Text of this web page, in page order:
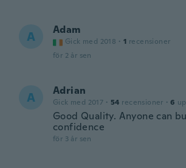
A Adam
Gick med 2018 · 1 recensioner
för 2 år sen
A Adrian
Gick med 2017 · 54 recensioner · 6
Good Quality. Anyone can
confidence
för 3 år sen